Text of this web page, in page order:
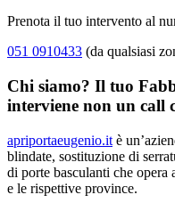
Prenota il tuo intervento al
051 0910433 (da qualsiasi
Chi siamo? Il tuo
interviene non un call
apriportaeugenio.it è
blindate, sostituzione di
di porte basculanti che opera
e le rispettive province.